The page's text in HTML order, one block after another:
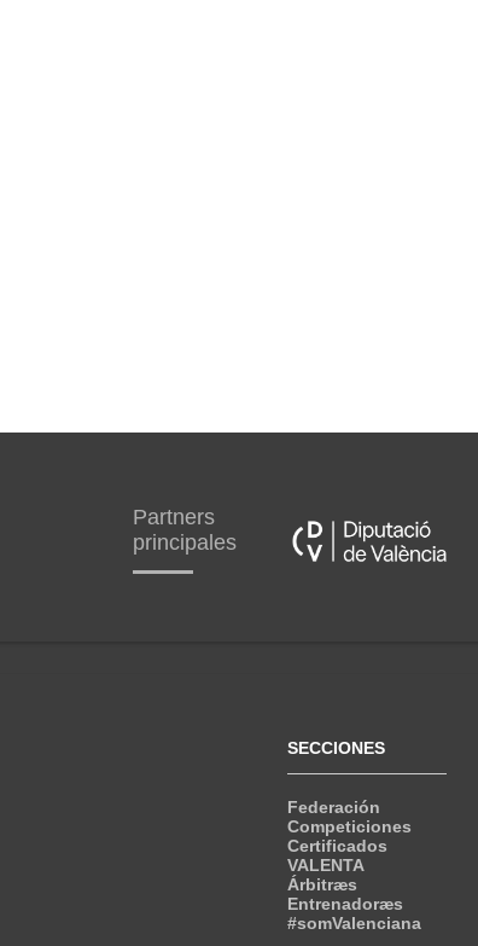
Partners
principales
SECCIONES
Federación
Competiciones
Certificados
VALENTA
Árbitræs
Entrenadoræs
#somValenciana